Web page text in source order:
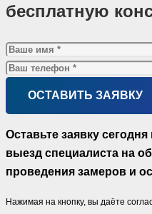
бесплатную
Оставьте заявку
выезд специалиста на
проведения замеров и
Нажимая на кнопку, вы даёте